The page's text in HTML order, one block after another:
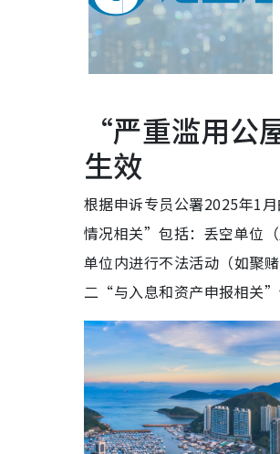
“严重滥用公
生效
根据申诉专员公署2025年1
情况相关”包括：丢空单位
单位内进行不法活动（如聚
二“与入息和资产申报相关”